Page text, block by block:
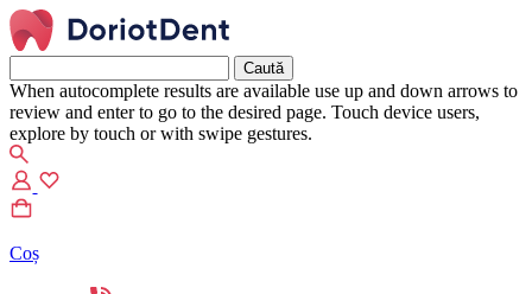
după:
When autocomplete results are available use up and down arrows to
review and enter to go to the desired page. Touch device users,
explore by touch or with swipe gestures.
Coș